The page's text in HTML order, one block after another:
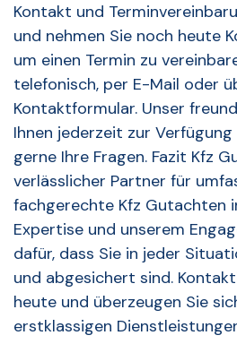
Kontakt und
und nehmen Sie noch heute
um einen Termin zu
telefonisch, per E-Mail oder
Kontaktformular. Unser
Ihnen jederzeit zur
gerne Ihre Fragen. Fazit Kfz
verlässlicher Partner für
fachgerechte Kfz Gutachten
Expertise und unserem
dafür, dass Sie in jeder
und abgesichert sind.
heute und überzeugen Sie
erstklassigen